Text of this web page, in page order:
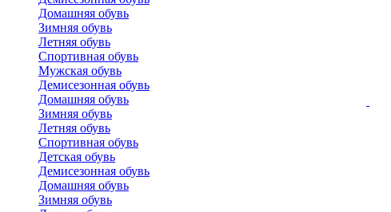
Домашняя обувь
Зимняя обувь
Летняя обувь
Спортивная обувь
Мужская обувь
Демисезонная обувь
Домашняя обувь
Зимняя обувь
Летняя обувь
Спортивная обувь
Детская обувь
Демисезонная обувь
Домашняя обувь
Зимняя обувь